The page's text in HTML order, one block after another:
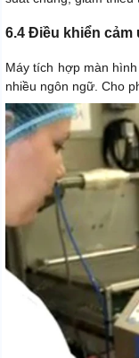
6.4 Điều khiển
Máy tích hợp màn
nhiều ngôn ngữ. Cho